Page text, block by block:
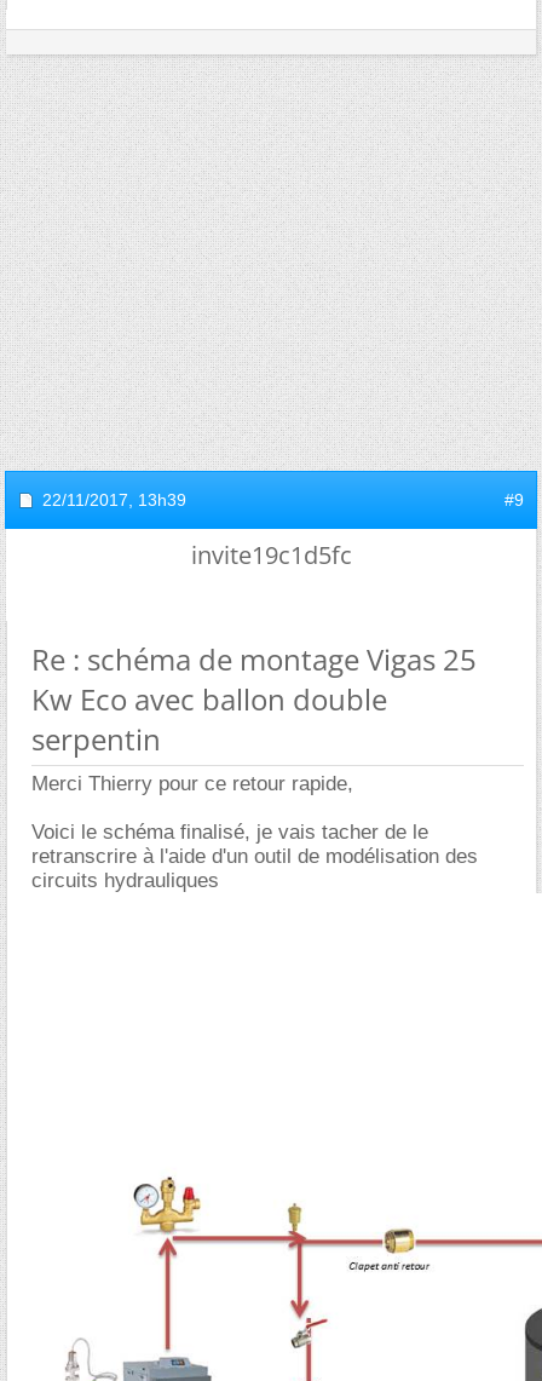
22/11/2017, 13h39 #9
invite19c1d5fc
Re : schéma de montage Vigas 25
Kw Eco avec ballon double
serpentin
Merci Thierry pour ce retour rapide,
Voici le schéma finalisé, je vais tacher de le
retranscrire à l'aide d'un outil de modélisation des
circuits hydrauliques